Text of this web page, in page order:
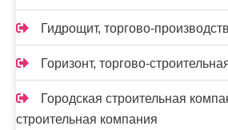
Гидрощит, торгово-
Горизонт, торгово-
Городская строительная
строительная компания